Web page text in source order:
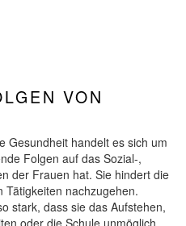
VON
Gesundheit handelt es sich um
Folgen auf das Sozial-,
der Frauen hat. Sie hindert die
nachzugehen.
stark, dass sie das Aufstehen,
oder die Schule unmöglich